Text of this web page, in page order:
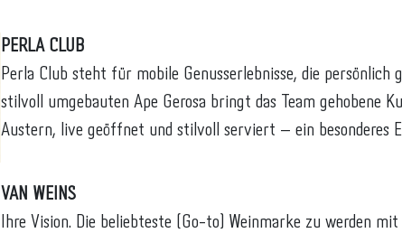
PERLA CLUB
Perla Club steht für mobile Genusserlebnisse, die
stilvoll umgebauten Ape Gerosa bringt das Team gehobene
Austern, live geöffnet und stilvoll serviert – ein besonderes
VAN WEINS
Ihre Vision. Die beliebteste (Go-to) Weinmarke zu werden